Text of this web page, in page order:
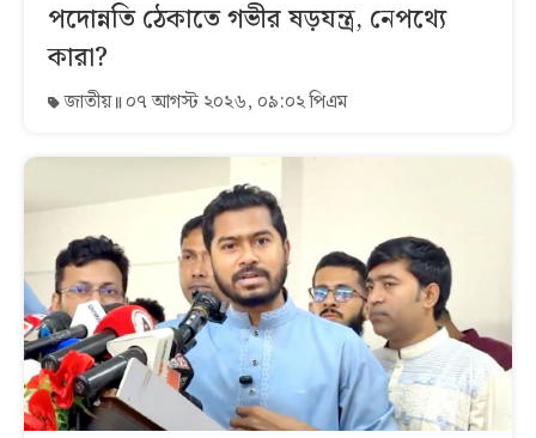
পদোন্নতি ঠেকাতে গভীর ষড়যন্ত্র, নেপথ্যে
কারা?
জাতীয় ০৭ আগস্ট ২০২৬, ০৯:০২ পিএম